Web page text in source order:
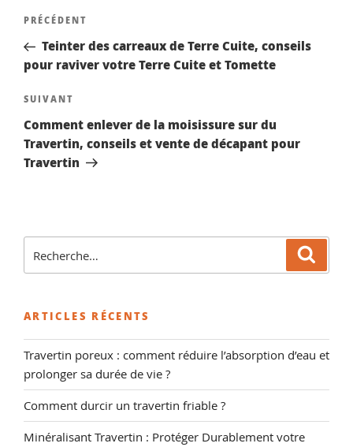
Navigation
l’article
Article
précédent
PRÉCÉDENT
Teinter des carreaux de Terre Cuite, conseils
pour raviver votre Terre Cuite et Tomette
Article
suivant
SUIVANT
Comment enlever de la moisissure sur du
Travertin, conseils et vente de décapant pour
Travertin
pour
ARTICLES RÉCENTS
Travertin poreux : comment réduire l’absorption d’eau et
prolonger sa durée de vie ?
Comment durcir un travertin friable ?
Minéralisant Travertin : Protéger Durablement votre